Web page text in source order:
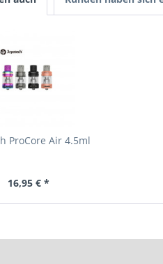
ProCore Air 4.5ml
16,95 € *